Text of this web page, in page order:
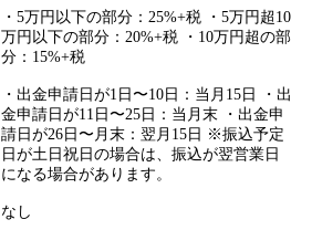
・5万円以下の部分：25%+税 ・5万円超10
万円以下の部分：20%+税 ・10万円超の部
分：15%+税
・出金申請日が1日〜10日：当月15日 ・出
金申請日が11日〜25日：当月末 ・出金申
請日が26日〜月末：翌月15日 ※振込予定
日が土日祝日の場合は、振込が翌営業日
になる場合があります。
なし